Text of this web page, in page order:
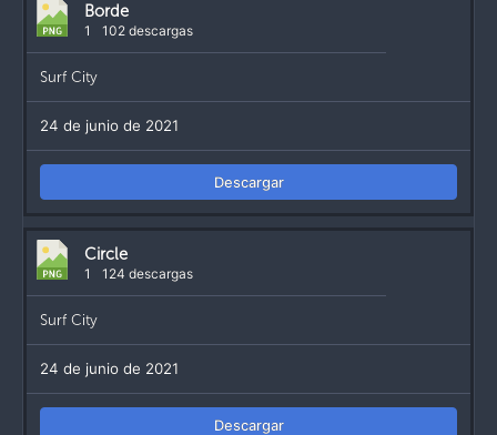
Borde
1 102 descargas
Surf City
24 de junio de 2021
Descargar
Circle
1 124 descargas
Surf City
24 de junio de 2021
Descargar